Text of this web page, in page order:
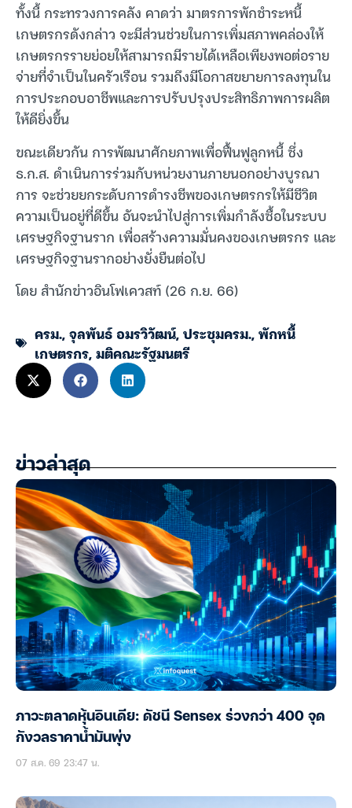
ทั้งนี้ กระทรวงการคลัง คาดว่า มาตรการพักชำระหนี้
เกษตรกรดังกล่าว จะมีส่วนช่วยในการเพิ่มสภาพคล่องให้
เกษตรกรรายย่อยให้สามารถมีรายได้เหลือเพียงพอต่อราย
จ่ายที่จำเป็นในครัวเรือน รวมถึงมีโอกาสขยายการลงทุนใน
การประกอบอาชีพและการปรับปรุงประสิทธิภาพการผลิต
ให้ดียิ่งขึ้น
ขณะเดียวกัน การพัฒนาศักยภาพเพื่อฟื้นฟูลูกหนี้ ซึ่ง
ธ.ก.ส. ดำเนินการร่วมกับหน่วยงานภายนอกอย่างบูรณา
การ จะช่วยยกระดับการดำรงชีพของเกษตรกรให้มีชีวิต
ความเป็นอยู่ที่ดีขึ้น อันจะนำไปสู่การเพิ่มกำลังซื้อในระบบ
เศรษฐกิจฐานราก เพื่อสร้างความมั่นคงของเกษตรกร และ
เศรษฐกิจฐานรากอย่างยั่งยืนต่อไป
โดย สำนักข่าวอินโฟเควสท์ (26 ก.ย. 66)
ครม.,จุลพันธ์ อมรวิวัฒน์,ประชุมครม.,พักหนี้
เกษตรกร,มติคณะรัฐมนตรี
ข่าวล่าสุด
ภาวะตลาดหุ้นอินเดีย: ดัชนี Sensex ร่วงกว่า 400 จุด
กังวลราคาน้ำมันพุ่ง
07 ส.ค. 69 23:47 น.